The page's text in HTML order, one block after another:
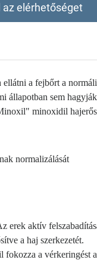
az elérhetőséget
a fejbőrt a
sem
minoxidil
normalizálását
erek aktív
a haj szerkezetét.
a vérkeringést